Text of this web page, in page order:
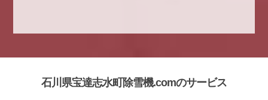
石川県宝達志水町除雪機.comのサービス